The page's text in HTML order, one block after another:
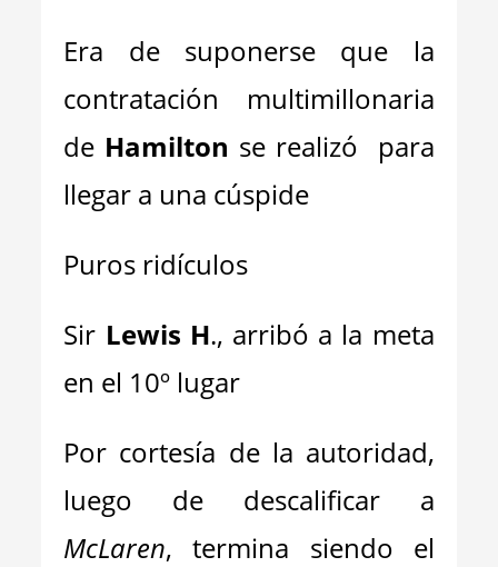
Era de suponerse que la
contratación multimillonaria
de Hamilton se realizó para
llegar a una cúspide
Puros ridículos
Sir Lewis H., arribó a la meta
en el 10º lugar
Por cortesía de la autoridad,
luego de descalificar a
McLaren, termina siendo el